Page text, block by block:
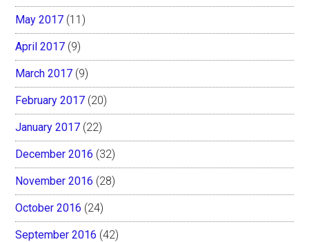
May 2017 (11)
April 2017 (9)
March 2017 (9)
February 2017 (20)
January 2017 (22)
December 2016 (32)
November 2016 (28)
October 2016 (24)
September 2016 (42)